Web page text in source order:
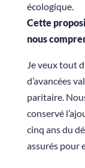
écologique.
Cette
nous
Je veux tout
d’avancées
paritaire.
conservé
cinq ans du
assurés pour